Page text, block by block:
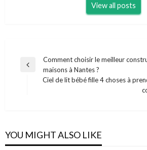
View all posts
Navigation
Previous
Comment choisir le meilleur
maisons à Nantes ?
Ciel de lit bébé fille 4 choses à
YOU MIGHT ALSO LIKE